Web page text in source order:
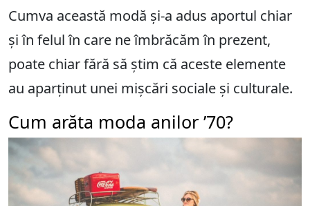
Cumva această modă și-a adus aportul chiar
și în felul în care ne îmbrăcăm în prezent,
poate chiar fără să știm că aceste elemente
au aparținut unei mișcări sociale și culturale.
Cum arăta moda anilor ’70?